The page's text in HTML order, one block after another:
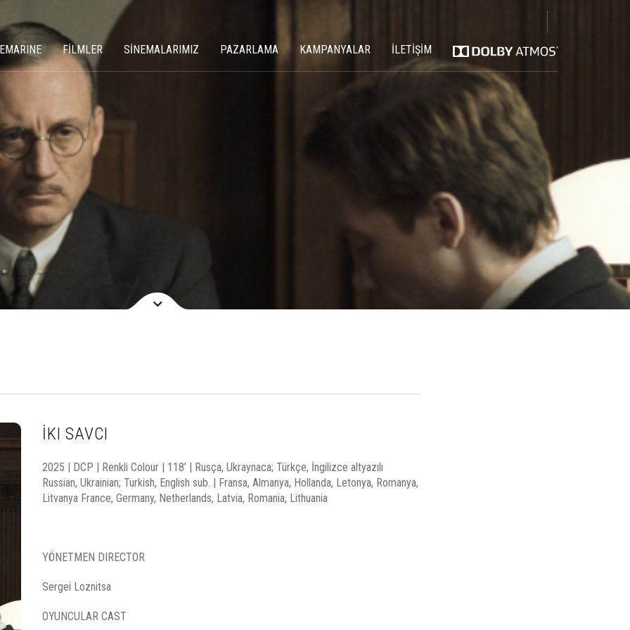
FİLMLER SİNEMALARIMIZ PAZARLAMA KAMPANYALAR İLETİŞİM
İKI SAVCI
2025 | DCP | Renkli Colour | 118’ | Rusça, Ukraynaca; Türkçe, İngilizce altyazılı
Russian, Ukrainian; Turkish, English sub. | Fransa, Almanya, Hollanda, Letonya, Romanya,
Litvanya France, Germany, Netherlands, Latvia, Romania, Lithuania
YÖNETMEN DIRECTOR
Sergei Loznitsa
OYUNCULAR CAST